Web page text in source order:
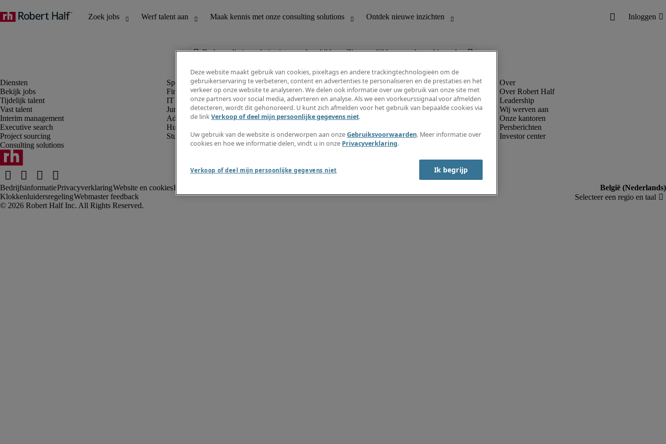
De baan die je zoekt is niet meer beschikbaar. Zie vergelijkbare resultaten hieronder.
Bekijk jobs
Tijdelijk talent
Vast talent
Interim management
Executive search
Project sourcing
Consulting solutions
Finance en boekhouding
IT en digital
Juridisch
Administratie en office support
Human resources
Student
Ontdek nieuwe inzichten
Jobomschrijvingen
Salarisgids
Timesheets
Maak een jobalert aan
Informatiecentrum
Over Robert Half
Leadership
Wij werven aan
Onze kantoren
Persberichten
Investor center
BedrijfsinformatiePrivacyverklaringWebsite en cookiesRekruteringsvoorwaarden
KlokkenluidersregelingWebmaster feedback
Deze website maakt gebruik van cookies, pixeltags en andere trackingtechnologieën om de
gebruikerservaring te verbeteren, content en advertenties te personaliseren en de prestaties en het
verkeer op onze website te analyseren. We delen ook informatie over uw gebruik van onze site met
onze partners voor social media, adverteren en analyse. Als we een voorkeurssignaal voor afmelden
detecteren, wordt dit gehonoreerd. U kunt zich afmelden voor het gebruik van bepaalde cookies via
de linkVerkoop of deel mijn persoonlijke gegevens niet.
Uw gebruik van de website is onderworpen aan onzeGebruiksvoorwaarden. Meer informatie over
cookies en hoe we informatie delen, vindt u in onze Privacyverklaring.
Verkoop of deel mijn persoonlijke gegevens niet Ik begrijp